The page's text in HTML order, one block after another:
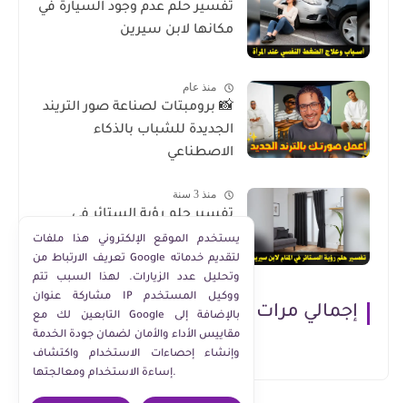
تفسير حلم عدم وجود السيارة في
مكانها لابن سيرين
منذ عام
📸 برومبتات لصناعة صور التريند
الجديدة للشباب بالذكاء
الاصطناعي
منذ 3 سنة
تفسير حلم رؤية الستائر في
المنام لابن سيرين
إجمالي مرات مشاهدة الصفحة
يستخدم الموقع الإلكتروني هذا ملفات
تعريف الارتباط من Google لتقديم خدماته
وتحليل عدد الزيارات. لهذا السبب تتم
مشاركة عنوان IP ووكيل المستخدم
التابعين لك مع Google بالإضافة إلى
مقاييس الأداء والأمان لضمان جودة الخدمة
وإنشاء إحصاءات الاستخدام واكتشاف
إساءة الاستخدام ومعالجتها.